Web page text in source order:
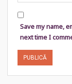
Save my name,
next time I